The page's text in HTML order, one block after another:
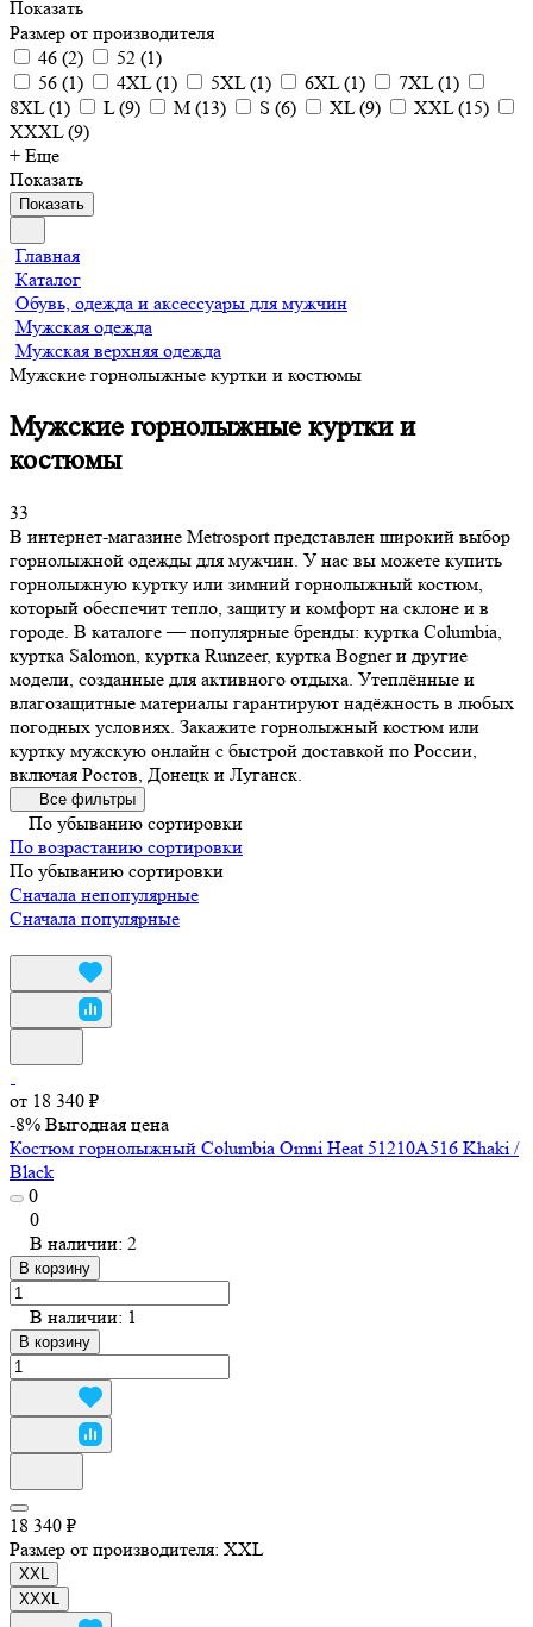
Показать
Размер от производителя
46 (2) 52 (1)
56 (1) 4XL(1) 5XL(1) 6XL(1) 7XL(1)
8XL(1) L(9) M (13) S (6) XL(9) XXL(15)
XXXL(9)
+ Еще
Показать
Показать
Главная
Каталог
Обувь, одежда и аксессуары для мужчин
Мужская одежда
Мужская верхняя одежда
Мужские горнолыжные куртки и костюмы
Мужские горнолыжные куртки и
костюмы
33
В интернет-магазине Metrosport представлен широкий выбор
горнолыжной одежды для мужчин. У нас вы можете купить
горнолыжную куртку или зимний горнолыжный костюм,
который обеспечит тепло, защиту и комфорт на склоне и в
городе. В каталоге — популярные бренды: куртка Columbia,
куртка Salomon, куртка Runzeer, куртка Bogner и другие
модели, созданные для активного отдыха. Утеплённые и
влагозащитные материалы гарантируют надёжность в любых
погодных условиях. Закажите горнолыжный костюм или
куртку мужскую онлайн с быстрой доставкой по России,
включая Ростов, Донецк и Луганск.
Все фильтры
По убыванию сортировки
По возрастанию сортировки
По убыванию сортировки
Сначала непопулярные
Сначала популярные
от 18 340 ₽
-8% Выгодная цена
Костюм горнолыжный Columbia Omni Heat 51210A516 Khaki /
Black
0
0
В наличии: 2
В корзину
В наличии: 1
В корзину
18 340 ₽
Размер от производителя: XXL
XXL
XXXL